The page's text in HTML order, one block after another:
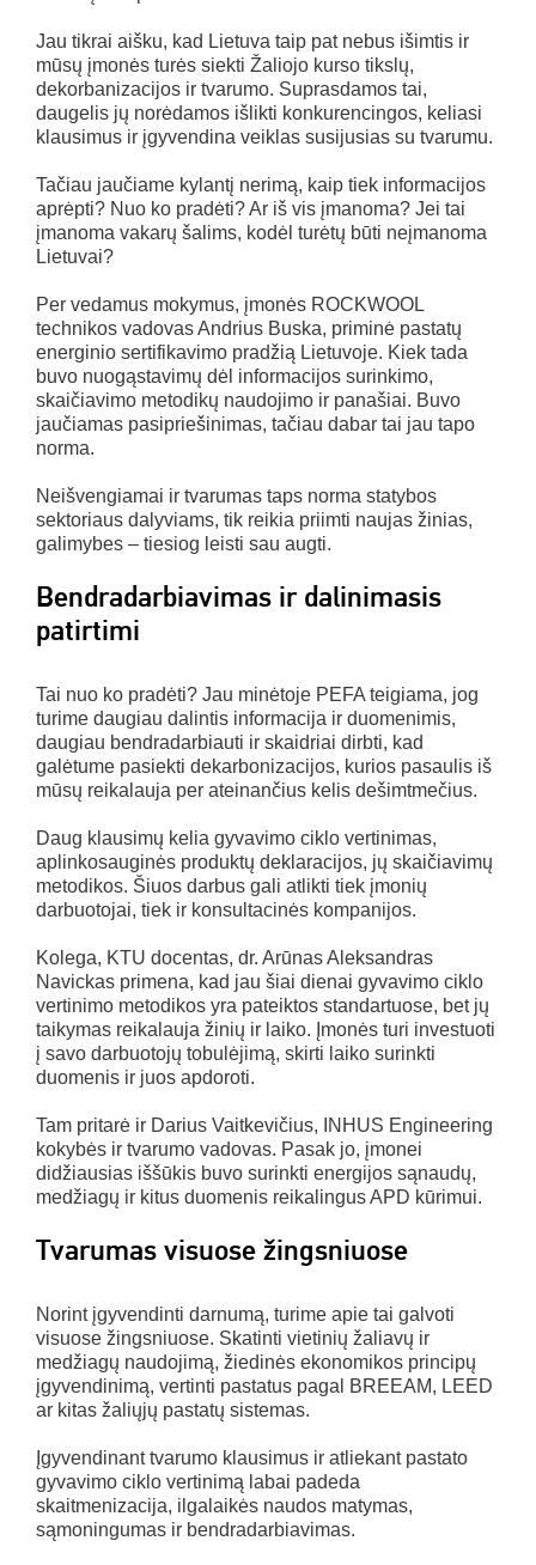
Jau tikrai aišku, kad Lietuva taip pat nebus išimtis ir
mūsų įmonės turės siekti Žaliojo kurso tikslų,
dekorbanizacijos ir tvarumo. Suprasdamos tai,
daugelis jų norėdamos išlikti konkurencingos, keliasi
klausimus ir įgyvendina veiklas susijusias su tvarumu.
Tačiau jaučiame kylantį nerimą, kaip tiek informacijos
aprėpti? Nuo ko pradėti? Ar iš vis įmanoma? Jei tai
įmanoma vakarų šalims, kodėl turėtų būti neįmanoma
Lietuvai?
Per vedamus mokymus, įmonės ROCKWOOL
technikos vadovas Andrius Buska, priminė pastatų
energinio sertifikavimo pradžią Lietuvoje. Kiek tada
buvo nuogąstavimų dėl informacijos surinkimo,
skaičiavimo metodikų naudojimo ir panašiai. Buvo
jaučiamas pasipriešinimas, tačiau dabar tai jau tapo
norma.
Neišvengiamai ir tvarumas taps norma statybos
sektoriaus dalyviams, tik reikia priimti naujas žinias,
galimybes – tiesiog leisti sau augti.
Bendradarbiavimas ir dalinimasis
patirtimi
Tai nuo ko pradėti? Jau minėtoje PEFA teigiama, jog
turime daugiau dalintis informacija ir duomenimis,
daugiau bendradarbiauti ir skaidriai dirbti, kad
galėtume pasiekti dekarbonizacijos, kurios pasaulis iš
mūsų reikalauja per ateinančius kelis dešimtmečius.
Daug klausimų kelia gyvavimo ciklo vertinimas,
aplinkosauginės produktų deklaracijos, jų skaičiavimų
metodikos. Šiuos darbus gali atlikti tiek įmonių
darbuotojai, tiek ir konsultacinės kompanijos.
Kolega, KTU docentas, dr. Arūnas Aleksandras
Navickas primena, kad jau šiai dienai gyvavimo ciklo
vertinimo metodikos yra pateiktos standartuose, bet jų
taikymas reikalauja žinių ir laiko. Įmonės turi investuoti
į savo darbuotojų tobulėjimą, skirti laiko surinkti
duomenis ir juos apdoroti.
Tam pritarė ir Darius Vaitkevičius, INHUS Engineering
kokybės ir tvarumo vadovas. Pasak jo, įmonei
didžiausias iššūkis buvo surinkti energijos sąnaudų,
medžiagų ir kitus duomenis reikalingus APD kūrimui.
Tvarumas visuose žingsniuose
Norint įgyvendinti darnumą, turime apie tai galvoti
visuose žingsniuose. Skatinti vietinių žaliavų ir
medžiagų naudojimą, žiedinės ekonomikos principų
įgyvendinimą, vertinti pastatus pagal BREEAM, LEED
ar kitas žaliųjų pastatų sistemas.
Įgyvendinant tvarumo klausimus ir atliekant pastato
gyvavimo ciklo vertinimą labai padeda
skaitmenizacija, ilgalaikės naudos matymas,
sąmoningumas ir bendradarbiavimas.